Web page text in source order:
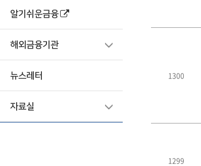
알기쉬운금융
해외금융기관
뉴스레터
자료실
1300
1299